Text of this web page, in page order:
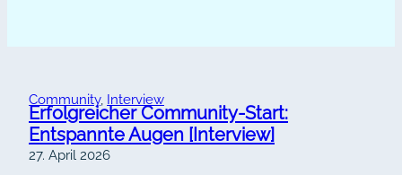
Community, Interview
Erfolgreicher Community-Start:
Entspannte Augen [Interview]
27. April 2026